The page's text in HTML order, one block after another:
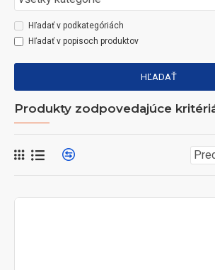
Hľadať v podkategóriách
Hľadať v popisoch produktov
HĽADAŤ
Produkty zodpovedajúce